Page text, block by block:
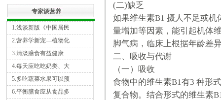
专家谈营养
1.浅谈新版《中国居民
2.营养学新宠—植物化
3.清淡膳食有益健康
4.每天应吃吃奶类、大
5.多吃蔬菜水果可以预
6.平衡膳食应从食品多
(二)缺乏
如果维生素B1 摄人不足或
量增加等因素，能引起机体
脚气病，临床上根据年龄差
二、吸收与代谢
（一）吸收
食物中的维生素B1有3 种形
复合物。结合形式的维生素